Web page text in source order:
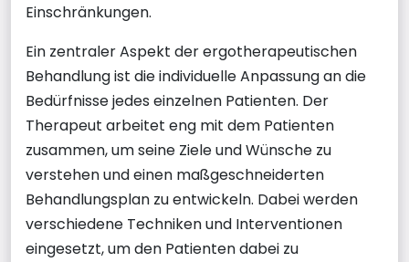
Einschränkungen.
Ein zentraler Aspekt der ergotherapeutischen
Behandlung ist die individuelle Anpassung an die
Bedürfnisse jedes einzelnen Patienten. Der
Therapeut arbeitet eng mit dem Patienten
zusammen, um seine Ziele und Wünsche zu
verstehen und einen maßgeschneiderten
Behandlungsplan zu entwickeln. Dabei werden
verschiedene Techniken und Interventionen
eingesetzt, um den Patienten dabei zu